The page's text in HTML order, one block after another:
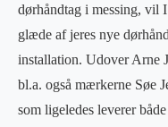
dørhåndtag i messing, vil
glæde af jeres nye
installation. Udover Arne
bl.a. også mærkerne Søe
som ligeledes leverer